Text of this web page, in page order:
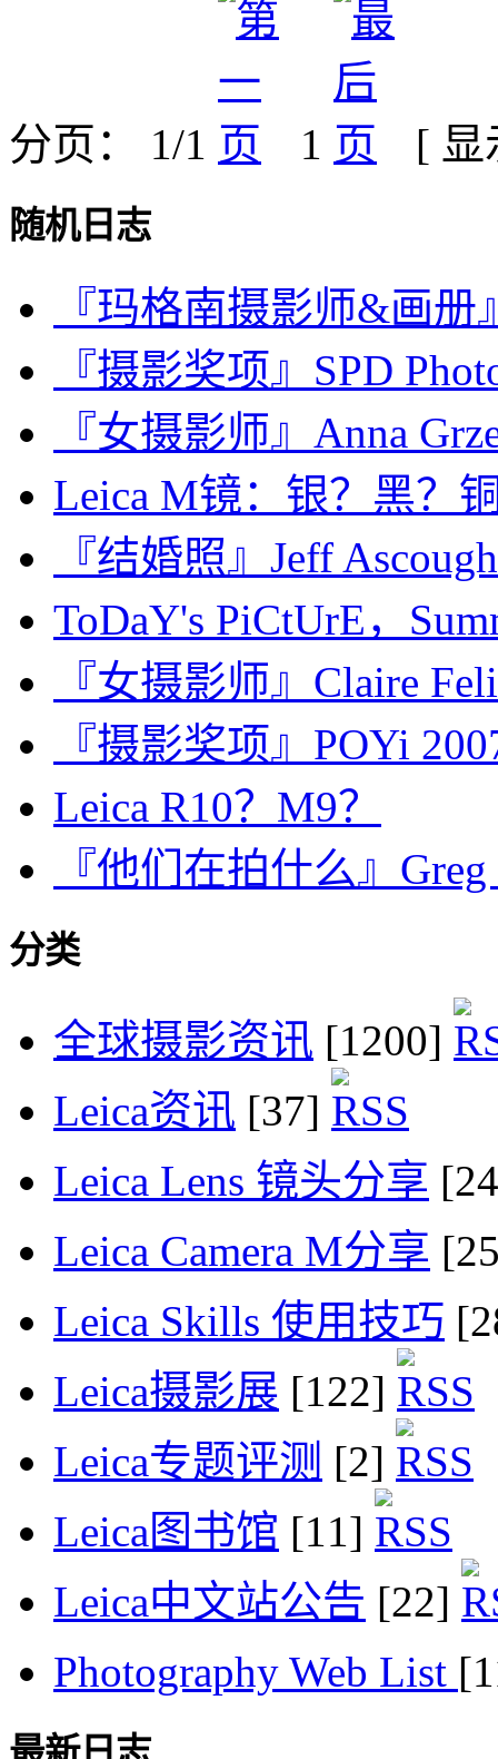
分页： 1/1 1 [
随机日志
『玛格南摄影师&画册
『摄影奖项』SPD
『女摄影师』Anna
Leica M镜：银？黑？
『结婚照』Jeff
ToDaY's PiCtUrE，
『女摄影师』Claire
『摄影奖项』POYi
Leica R10？M9？
『他们在拍什么』
分类
全球摄影资讯 [1200]
Leica资讯 [37]
Leica Lens 镜头分享
Leica Camera M分享
Leica Skills 使用技巧
Leica摄影展 [122]
Leica专题评测 [2]
Leica图书馆 [11]
Leica中文站公告 [22]
Photography Web List